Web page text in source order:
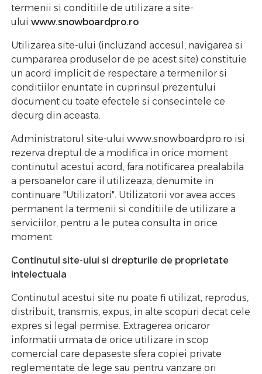
termenii si conditiile de utilizare a site-
ului www.snowboardpro.ro
Utilizarea site-ului (incluzand accesul, navigarea si
cumpararea produselor de pe acest site) constituie
un acord implicit de respectare a termenilor si
conditiilor enuntate in cuprinsul prezentului
document cu toate efectele si consecintele ce
decurg din aceasta.
Administratorul site-ului www.snowboardpro.ro isi
rezerva dreptul de a modifica in orice moment
continutul acestui acord, fara notificarea prealabila
a persoanelor care il utilizeaza, denumite in
continuare "Utilizatori". Utilizatorii vor avea acces
permanent la termenii si conditiile de utilizare a
serviciilor, pentru a le putea consulta in orice
moment.
Continutul site-ului si drepturile de proprietate
intelectuala
Continutul acestui site nu poate fi utilizat, reprodus,
distribuit, transmis, expus, in alte scopuri decat cele
expres si legal permise. Extragerea oricaror
informatii urmata de orice utilizare in scop
comercial care depaseste sfera copiei private
reglementate de lege sau pentru vanzare ori